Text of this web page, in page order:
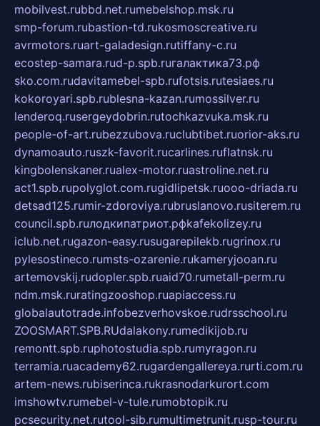
mobilvest.rubbd.net.rumebelshop.msk.ru
smp-forum.rubastion-td.rukosmoscreative.ru
avrmotors.ruart-galadesign.rutiffany-c.ru
ecostep-samara.rud-p.spb.ruгалактика73.рф
sko.com.rudavitamebel-spb.rufotsis.rutesiaes.ru
kokoroyari.spb.rublesna-kazan.rumossilver.ru
lenderoq.rusergeydobrin.rutochkazvuka.msk.ru
people-of-art.rubezzubova.ruclubtibet.ruorior-aks.ru
dynamoauto.ruszk-favorit.rucarlines.ruflatnsk.ru
kingbolenskaner.rualex-motor.ruastroline.net.ru
act1.spb.rupolyglot.com.rugidlipetsk.ruooo-driada.ru
detsad125.rumir-zdoroviya.rubruslanovo.rusiterem.ru
council.spb.ruлодкипатриот.рфkafekolizey.ru
iclub.net.rugazon-easy.rusugarepilekb.rugrinox.ru
pylesostineco.rumsts-ozarenie.rukameryjooan.ru
artemovskij.rudopler.spb.ruaid70.rumetall-perm.ru
ndm.msk.ruratingzooshop.ruapiaccess.ru
globalautotrade.infobezverhovskoe.rudrsschool.ru
ZOOSMART.SPB.RUdalakony.rumedikijob.ru
remontt.spb.ruphotostudia.spb.rumyragon.ru
terramia.ruacademy62.rugardengallereya.rurti.com.ru
artem-news.rubiserinca.rukrasnodarkurort.com
imshowtv.rumebel-v-tule.rumobtopik.ru
pcsecurity.net.rutool-sib.rumultimetrunit.rusp-tour.ru